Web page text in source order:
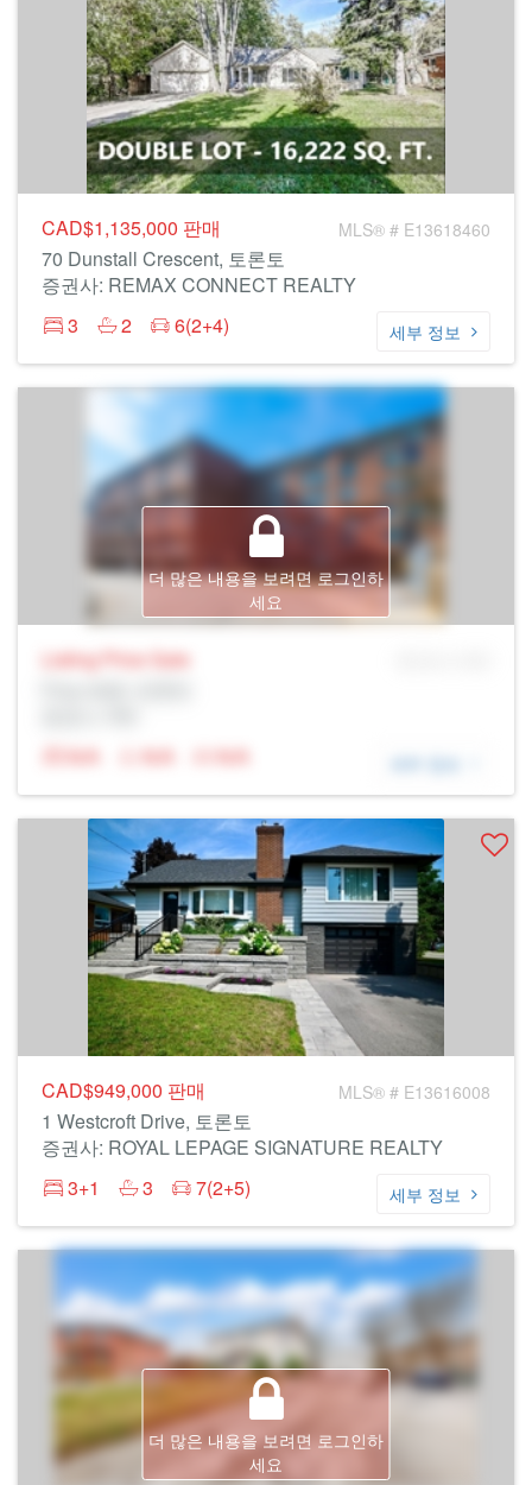
CAD$1,135,000 판매 MLS® # E13618460
70 Dunstall Crescent, 토론토
증권사: REMAX CONNECT REALTY
3
2 6(2+4) 세부 정보
더 많은 내용을 보려면 로그인하
세요
Listing Price Sale
N/A
N/A N/A
CAD$949,000 판매 MLS® # E13616008
1 Westcroft Drive, 토론토
증권사: ROYAL LEPAGE SIGNATURE REALTY
3+1
3 7(2+5) 세부 정보
더 많은 내용을 보려면 로그인하
세요